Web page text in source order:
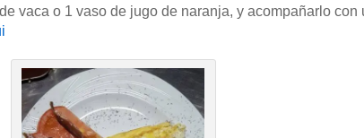
vaca o 1 vaso de jugo de naranja, y acompañarlo con